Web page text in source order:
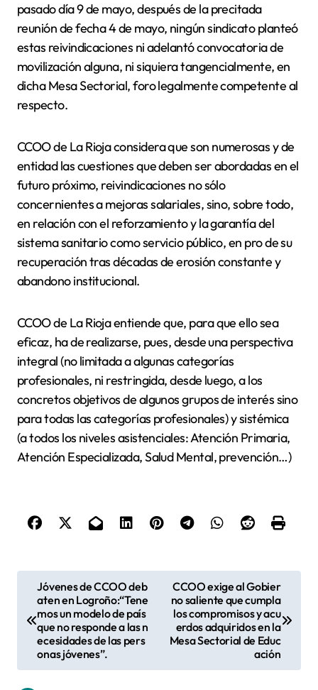
pasado día 9 de mayo, después de la precitada
reunión de fecha 4 de mayo, ningún sindicato planteó
estas reivindicaciones ni adelantó convocatoria de
movilización alguna, ni siquiera tangencialmente, en
dicha Mesa Sectorial, foro legalmente competente al
respecto.
CCOO de La Rioja considera que son numerosas y de
entidad las cuestiones que deben ser abordadas en el
futuro próximo, reivindicaciones no sólo
concernientes a mejoras salariales, sino, sobre todo,
en relación con el reforzamiento y la garantía del
sistema sanitario como servicio público, en pro de su
recuperación tras décadas de erosión constante y
abandono institucional.
CCOO de La Rioja entiende que, para que ello sea
eficaz, ha de realizarse, pues, desde una perspectiva
integral (no limitada a algunas categorías
profesionales, ni restringida, desde luego, a los
concretos objetivos de algunos grupos de interés sino
para todas las categorías profesionales) y sistémica
(a todos los niveles asistenciales: Atención Primaria,
Atención Especializada, Salud Mental, prevención…)
g
Jóvenes de CCOO deb
aten en Logroño:“Tene
mos un modelo de país
que no responde a las n
ecesidades de las pers
onas jóvenes”.
CCOO exige al Gobier
no saliente que cumpla
los compromisos y acu
erdos adquiridos en la
Mesa Sectorial de Educ
ación